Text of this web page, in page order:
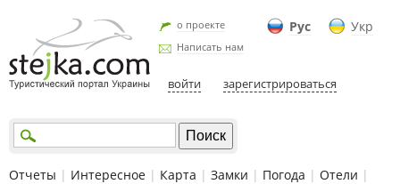
Рус Укр
о проекте
Написать нам
войти зарегистрироваться
Отчеты | Интересное | Карта | Замки | Погода | Отели |